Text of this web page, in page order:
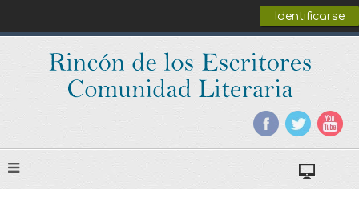
Identificarse